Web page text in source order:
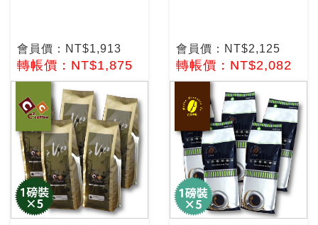
會員價：NT$1,913
轉帳價：NT$1,875
會員價：NT$2,125
轉帳價：NT$2,082